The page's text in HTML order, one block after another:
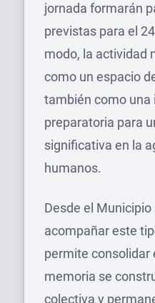
jornada formarán
previstas para el
modo, la actividad
como un espacio
también como una
preparatoria para
significativa en la
humanos.
Desde el
acompañar este
permite consolidar
memoria se
colectiva y